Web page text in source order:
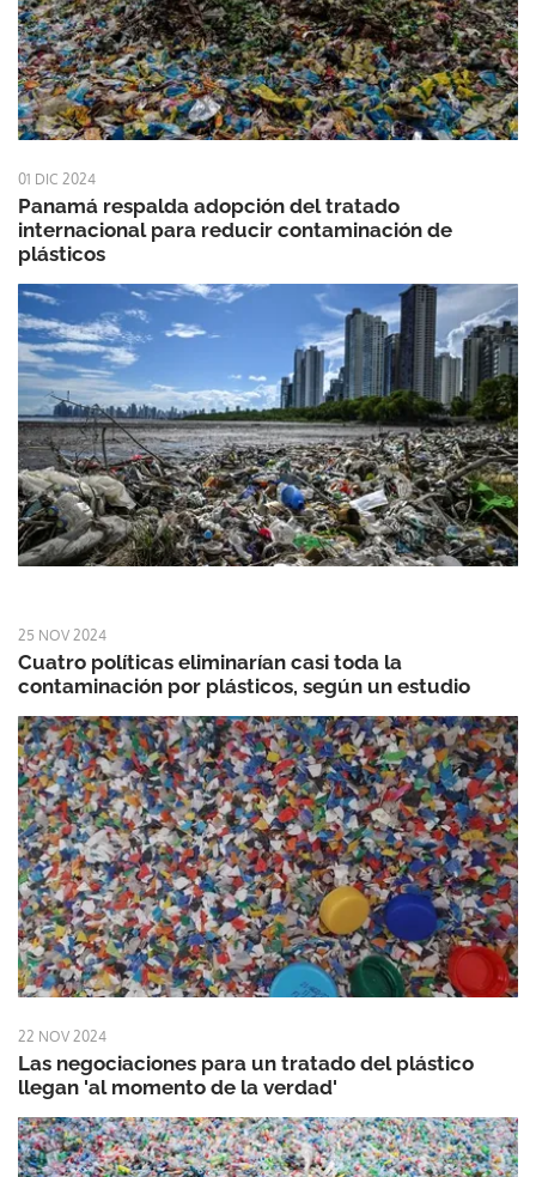
01 DIC 2024
Panamá respalda adopción del tratado
internacional para reducir contaminación de
plásticos
25 NOV 2024
Cuatro políticas eliminarían casi toda la
contaminación por plásticos, según un estudio
22 NOV 2024
Las negociaciones para un tratado del plástico
llegan 'al momento de la verdad'